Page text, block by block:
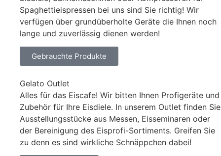
Spaghettieispressen bei uns sind Sie richtig! Wir
verfügen über grundüberholte Geräte die Ihnen noch
lange und zuverlässig dienen werden!
Gebrauchte Produkte
Gelato Outlet
Alles für das Eiscafe! Wir bitten Ihnen Profigeräte und
Zubehör für Ihre Eisdiele. In unserem Outlet finden Sie
Ausstellungsstücke aus Messen, Eisseminaren oder
der Bereinigung des Eisprofi-Sortiments. Greifen Sie
zu denn es sind wirkliche Schnäppchen dabei!